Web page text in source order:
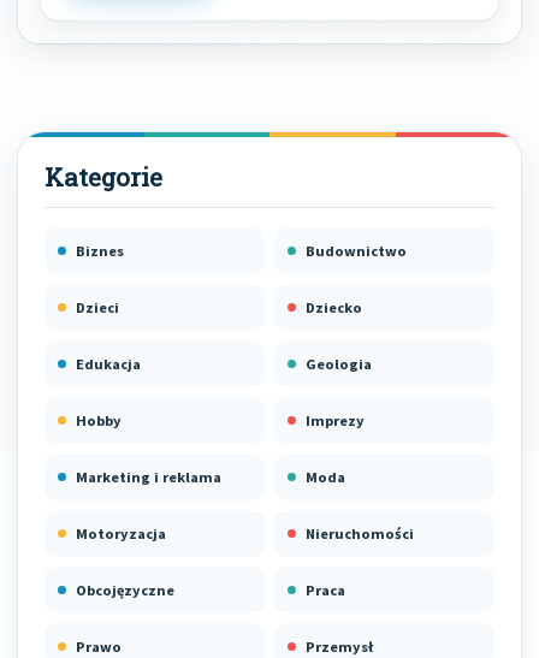
Biznes Budownictwo
Dzieci Dziecko
Edukacja Geologia
Hobby Imprezy
Marketing i reklama Moda
Motoryzacja Nieruchomości
Obcojęzyczne Praca
Prawo Przemysł